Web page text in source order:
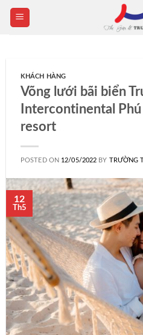
Skip
KHÁCH HÀNG
Võng lưới bãi biển
Intercontinental
resort
POSTED ON 12/05/2022 BY TRƯỜNG
12
Th5